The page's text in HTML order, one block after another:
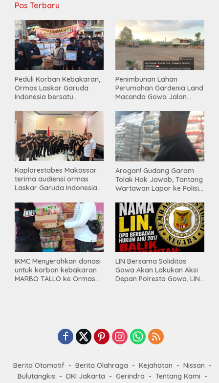
Pos Terbaru
Peduli Korban Kebakaran,
Ormas Laskar Garuda
Indonesia bersatu
Penimbunan Lahan
Perumahan Gardenia Land
Macanda Gowa Jalan
Gunakan Material
Tambang Ilegal
Kaplorestabes Makassar
terima audiensi ormas
Laskar Garuda Indonesia
hingga kegiatan sosial.
Arogan! Gudang Garam
Tolak Hak Jawab, Tantang
Wartawan Lapor ke Polisi
IKMC Menyerahkan donasi
untuk korban kebakaran
MARBO TALLO ke Ormas
LIN Bersama Soliditas
Gowa Akan Lakukan Aksi
Depan Polresta Gowa, LIN
Berita Otomotif Berita Olahraga Kejahatan
Nissan
Bulutangkis
DKI Jakarta Gerindra
Tentang Kami